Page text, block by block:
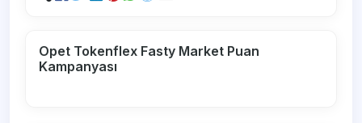
Opet Tokenflex Fasty Market Puan
Kampanyası